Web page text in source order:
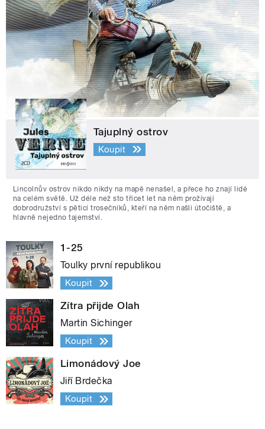
Tajuplný ostrov
Koupit
Lincolnův ostrov nikdo nikdy na mapě nenašel, a přece ho znají lidé
na celém světě. Už déle než sto třicet let na něm prožívají
dobrodružství s pěticí trosečníků, kteří na něm našli útočiště, a
hlavně nejedno tajemství.
1-25
Toulky první republikou
Koupit
Zítra přijde Olah
Martin Sichinger
Koupit
Limonádový Joe
Jiří Brdečka
Koupit